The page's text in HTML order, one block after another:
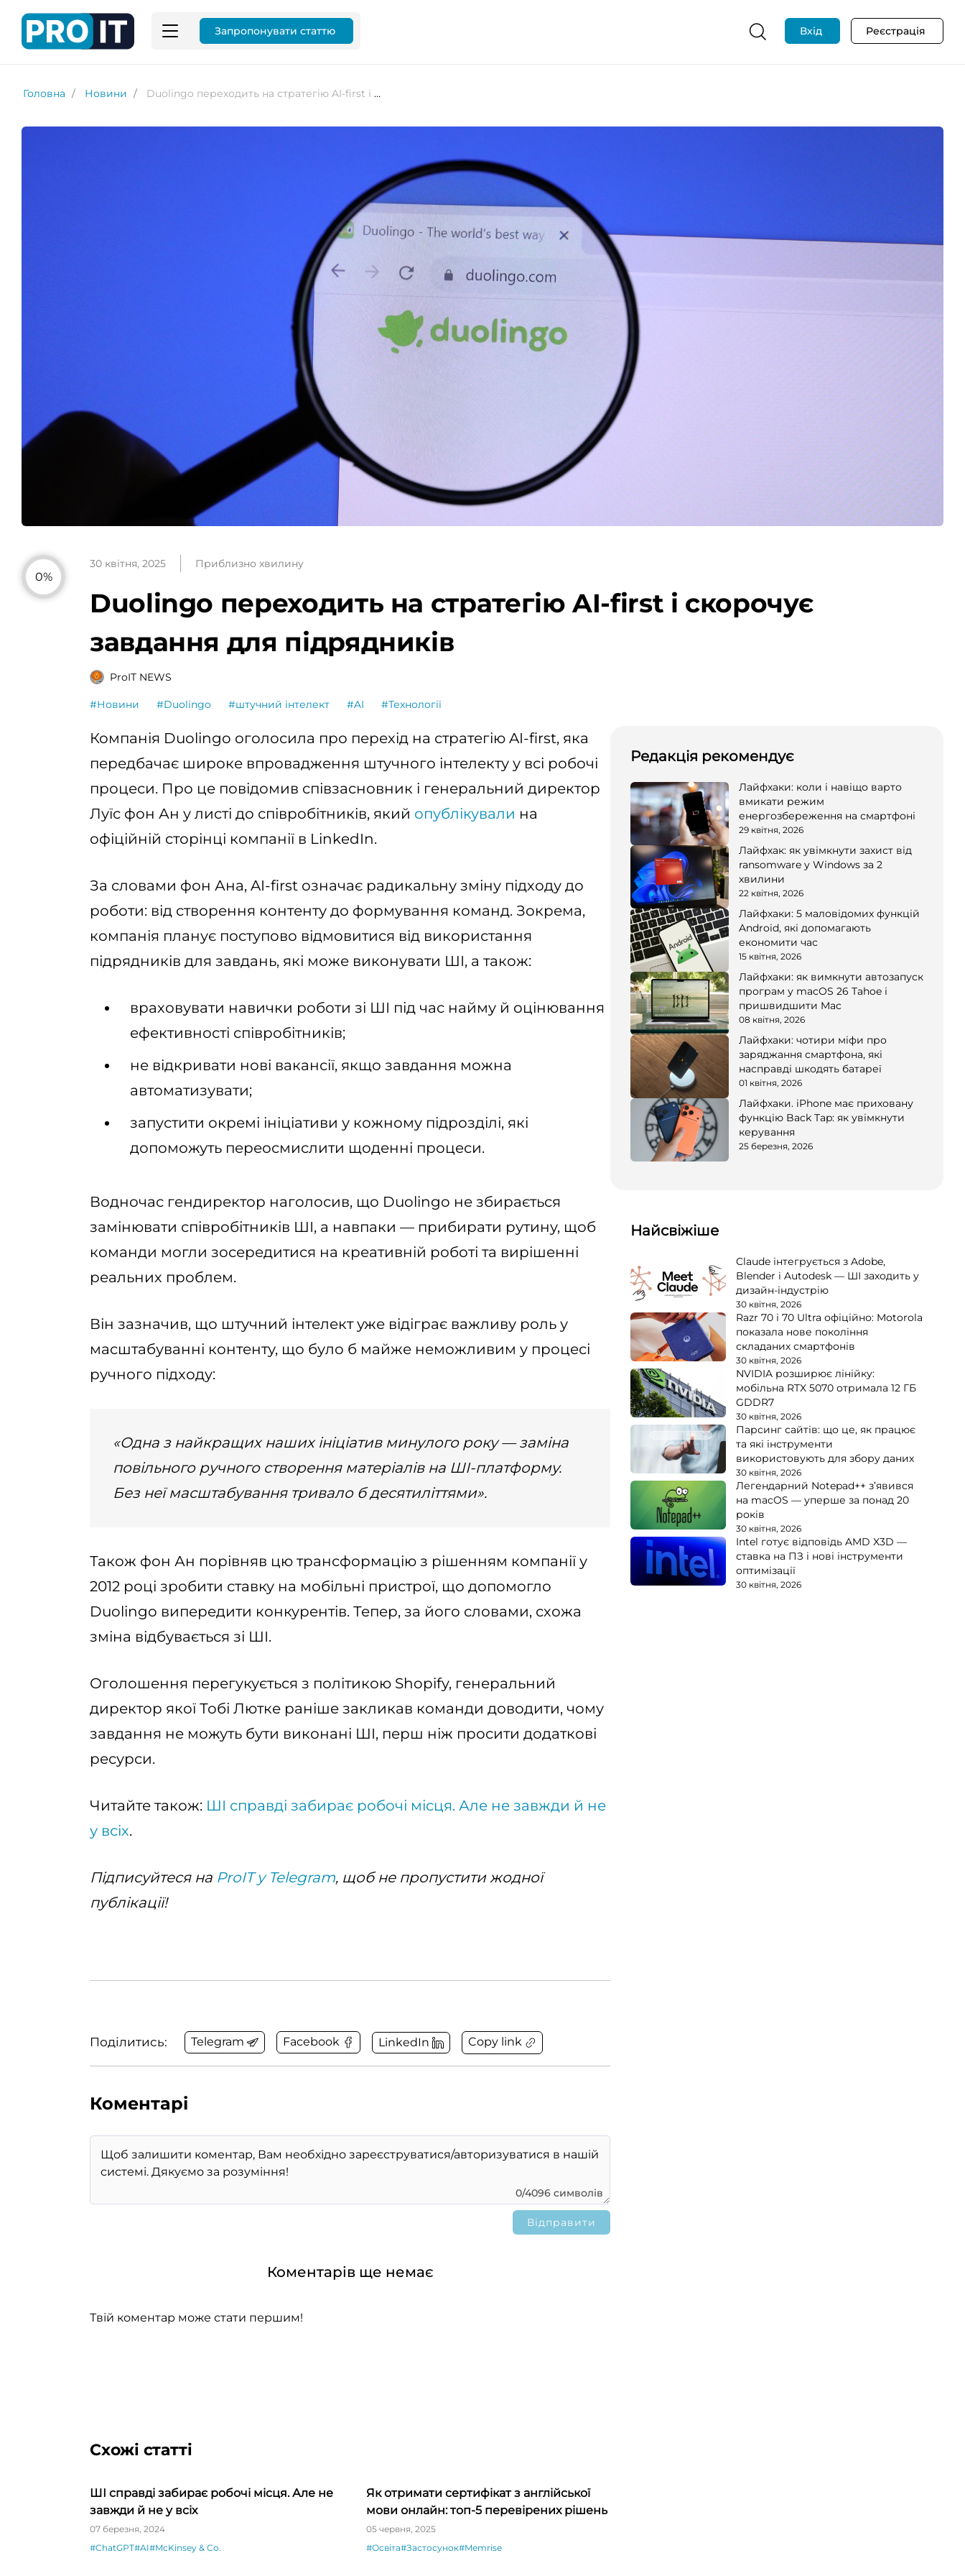
Запропонувати статтю Вхід Реєстрація
Головна Новини Duolingo переходить на стратегію AI-first і скорочує завдання для підрядників
0%
30 квітня, 2025 Приблизно хвилину
Duolingo переходить на стратегію AI-first і скорочує
завдання для підрядників
ProIT NEWS
#Новини #Duolingo #штучний інтелект #AI #Технології
Компанія Duolingo оголосила про перехід на стратегію AI-first, яка
передбачає широке впровадження штучного інтелекту у всі робочі
процеси. Про це повідомив співзасновник і генеральний директор
Луїс фон Ан у листі до співробітників, який опублікували на
офіційній сторінці компанії в LinkedIn.
За словами фон Ана, AI-first означає радикальну зміну підходу до
роботи: від створення контенту до формування команд. Зокрема,
компанія планує поступово відмовитися від використання
підрядників для завдань, які може виконувати ШІ, а також:
враховувати навички роботи зі ШІ під час найму й оцінювання
ефективності співробітників;
не відкривати нові вакансії, якщо завдання можна
автоматизувати;
запустити окремі ініціативи у кожному підрозділі, які
допоможуть переосмислити щоденні процеси.
Водночас гендиректор наголосив, що Duolingo не збирається
замінювати співробітників ШІ, а навпаки — прибирати рутину, щоб
команди могли зосередитися на креативній роботі та вирішенні
реальних проблем.
Він зазначив, що штучний інтелект уже відіграє важливу роль у
масштабуванні контенту, що було б майже неможливим у процесі
ручного підходу:
«Одна з найкращих наших ініціатив минулого року — заміна
повільного ручного створення матеріалів на ШІ-платформу.
Без неї масштабування тривало б десятиліттями».
Також фон Ан порівняв цю трансформацію з рішенням компанії у
2012 році зробити ставку на мобільні пристрої, що допомогло
Duolingo випередити конкурентів. Тепер, за його словами, схожа
зміна відбувається зі ШІ.
Оголошення перегукується з політикою Shopify, генеральний
директор якої Тобі Лютке раніше закликав команди доводити, чому
завдання не можуть бути виконані ШІ, перш ніж просити додаткові
ресурси.
Читайте також: ШІ справді забирає робочі місця. Але не завжди й не
у всіх.
Підписуйтеся на ProIT у Telegram, щоб не пропустити жодної
публікації!
Поділитись: Telegram Facebook LinkedIn Copy link
Коментарі
0/4096 символів
Коментарів ще немає
Твій коментар може стати першим!
Схожі статті
ШІ справді забирає робочі місця. Але не
завжди й не у всіх
07 березня, 2024
#ChatGPT#AI#McKinsey & Co.
Як отримати сертифікат з англійської
мови онлайн: топ-5 перевірених рішень
05 червня, 2025
#Освіта#Застосунок#Memrise
Редакція рекомендує
Лайфхаки: коли і навіщо варто
вмикати режим
енергозбереження на смартфоні
29 квітня, 2026
Лайфхак: як увімкнути захист від
ransomware у Windows за 2
хвилини
22 квітня, 2026
Лайфхаки: 5 маловідомих функцій
Android, які допомагають
економити час
15 квітня, 2026
Лайфхаки: як вимкнути автозапуск
програм у macOS 26 Tahoe і
пришвидшити Mac
08 квітня, 2026
Лайфхаки: чотири міфи про
заряджання смартфона, які
насправді шкодять батареї
01 квітня, 2026
Лайфхаки. iPhone має приховану
функцію Back Tap: як увімкнути
керування
25 березня, 2026
Найсвіжіше
Claude інтегрується з Adobe,
Blender і Autodesk — ШІ заходить у
дизайн-індустрію
30 квітня, 2026
Razr 70 і 70 Ultra офіційно: Motorola
показала нове покоління
складаних смартфонів
30 квітня, 2026
NVIDIA розширює лінійку:
мобільна RTX 5070 отримала 12 ГБ
GDDR7
30 квітня, 2026
Парсинг сайтів: що це, як працює
та які інструменти
використовують для збору даних
30 квітня, 2026
Легендарний Notepad++ з’явився
на macOS — уперше за понад 20
років
30 квітня, 2026
Intel готує відповідь AMD X3D —
ставка на ПЗ і нові інструменти
оптимізації
30 квітня, 2026